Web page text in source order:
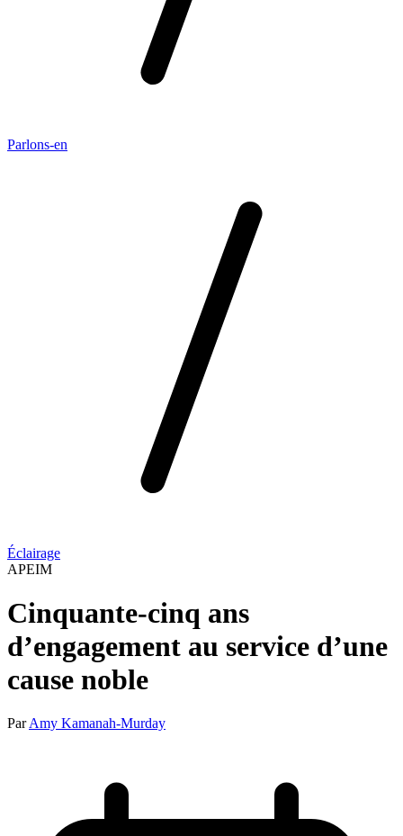
Parlons-en
Éclairage
APEIM
Cinquante-cinq ans
d’engagement au service d’une
cause noble
ParAmy Kamanah-Murday